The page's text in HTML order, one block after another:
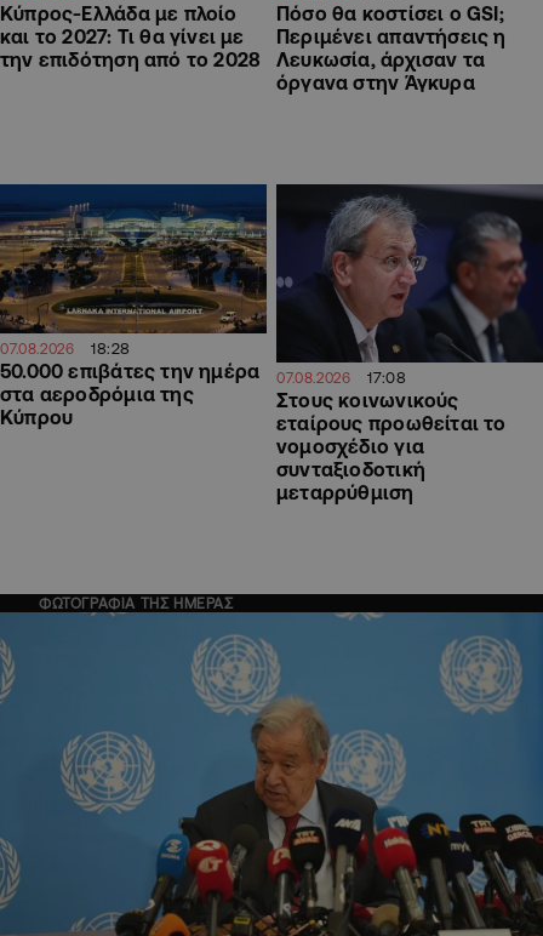
Κύπρος-Ελλάδα με πλοίο
και το 2027: Τι θα γίνει με
την επιδότηση από το 2028
Πόσο θα κοστίσει ο GSI;
Περιμένει απαντήσεις η
Λευκωσία, άρχισαν τα
όργανα στην Άγκυρα
07.08.2026 18:28
50.000 επιβάτες την ημέρα
στα αεροδρόμια της
Κύπρου
07.08.2026 17:08
Στους κοινωνικούς
εταίρους προωθείται το
νομοσχέδιο για
συνταξιοδοτική
μεταρρύθμιση
ΦΩΤΟΓΡΑΦΙΑ ΤΗΣ ΗΜΕΡΑΣ